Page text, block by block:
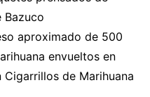
Bazuco
aproximado de 500
envueltos en
de Marihuana